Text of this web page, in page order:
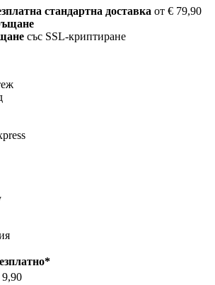
стандартна доставка от € 79,90
със SSL-криптиране
9,90